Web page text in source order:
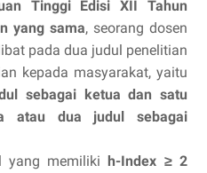
Tinggi Edisi XII Tahun
yang sama, seorang dosen
pada dua judul penelitian
kepada masyarakat, yaitu
sebagai ketua dan satu
atau dua judul sebagai
yang memilikih-Index ≥ 2